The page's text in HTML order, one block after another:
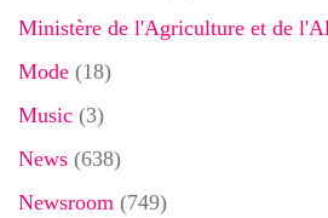
Ministère de l'Agriculture et de
Mode (18)
Music (3)
News (638)
Newsroom (749)